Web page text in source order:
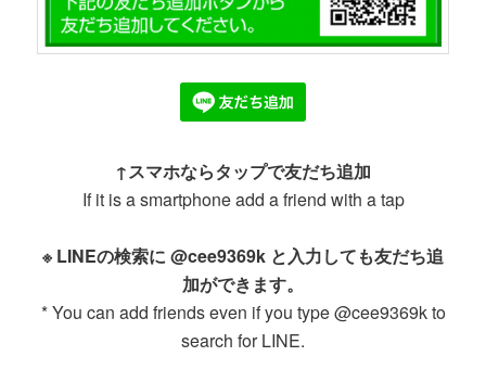
↑スマホならタップで友だち追加
If it is a smartphone add a friend with a tap
※ LINEの検索に @cee9369k と入力しても友だち追
加ができます。
* You can add friends even if you type @cee9369k to
search for LINE.